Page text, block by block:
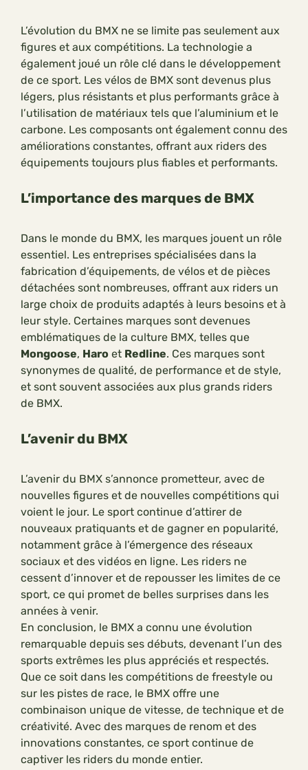
L’évolution du BMX ne se limite pas seulement aux
figures et aux compétitions. La technologie a
également joué un rôle clé dans le développement
de ce sport. Les vélos de BMX sont devenus plus
légers, plus résistants et plus performants grâce à
l’utilisation de matériaux tels que l’aluminium et le
carbone. Les composants ont également connu des
améliorations constantes, offrant aux riders des
équipements toujours plus fiables et performants.
L’importance des marques de BMX
Dans le monde du BMX, les marques jouent un rôle
essentiel. Les entreprises spécialisées dans la
fabrication d’équipements, de vélos et de pièces
détachées sont nombreuses, offrant aux riders un
large choix de produits adaptés à leurs besoins et à
leur style. Certaines marques sont devenues
emblématiques de la culture BMX, telles que
Mongoose, Haro et Redline. Ces marques sont
synonymes de qualité, de performance et de style,
et sont souvent associées aux plus grands riders
de BMX.
L’avenir du BMX
L’avenir du BMX s’annonce prometteur, avec de
nouvelles figures et de nouvelles compétitions qui
voient le jour. Le sport continue d’attirer de
nouveaux pratiquants et de gagner en popularité,
notamment grâce à l’émergence des réseaux
sociaux et des vidéos en ligne. Les riders ne
cessent d’innover et de repousser les limites de ce
sport, ce qui promet de belles surprises dans les
années à venir.
En conclusion, le BMX a connu une évolution
remarquable depuis ses débuts, devenant l’un des
sports extrêmes les plus appréciés et respectés.
Que ce soit dans les compétitions de freestyle ou
sur les pistes de race, le BMX offre une
combinaison unique de vitesse, de technique et de
créativité. Avec des marques de renom et des
innovations constantes, ce sport continue de
captiver les riders du monde entier.